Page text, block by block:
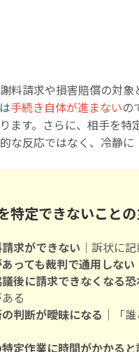
料請求や損害賠償の対
手続き自体が進まないの
ます。さらに、相手を特
な反応ではなく、冷静
特定できないこと
求ができない ｜訴状に
っても裁判で通用しない
後に請求できなくなる
る
判断が曖昧になる ｜「
定作業に時間がかかる